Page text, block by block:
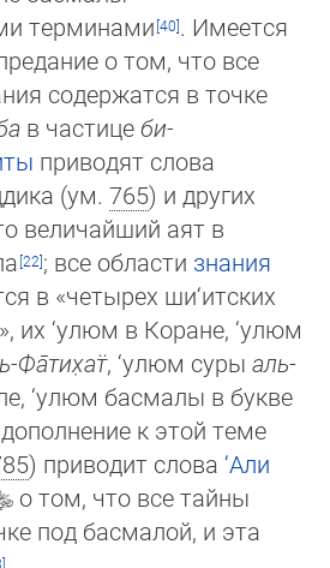
терминами
. Имеется
о том, что все
содержатся в точке
в частицеби-
приводят слова
(ум. 765) и других
величайший аят в
; все области знания
в «четырех ши‘итских
их ‘улюм в Коране, ‘улюм
Фа̄­ти­х̣ат̈, ‘улюм суры аль-
‘улюм басмалы в букве
к этой теме
) приводит слова ‘Али
о том, что все тайны
под басмалой, и эта